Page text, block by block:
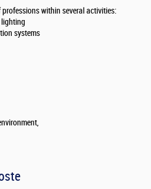
professions within several activities:
lighting
systems